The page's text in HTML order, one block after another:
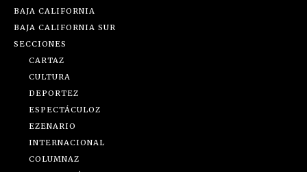
BAJA CALIFORNIA
BAJA CALIFORNIA SUR
SECCIONES
CARTAZ
CULTURA
DEPORTEZ
ESPECTÁCULOZ
EZENARIO
INTERNACIONAL
COLUMNAZ